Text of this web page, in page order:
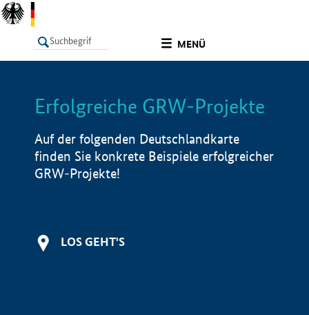
MENÜ
LISTE Info
Erfolgreiche GRW-Projekte
Auf der folgenden Deutschlandkarte
finden Sie konkrete Beispiele erfolgreicher
GRW-Projekte!
LOS GEHT'S